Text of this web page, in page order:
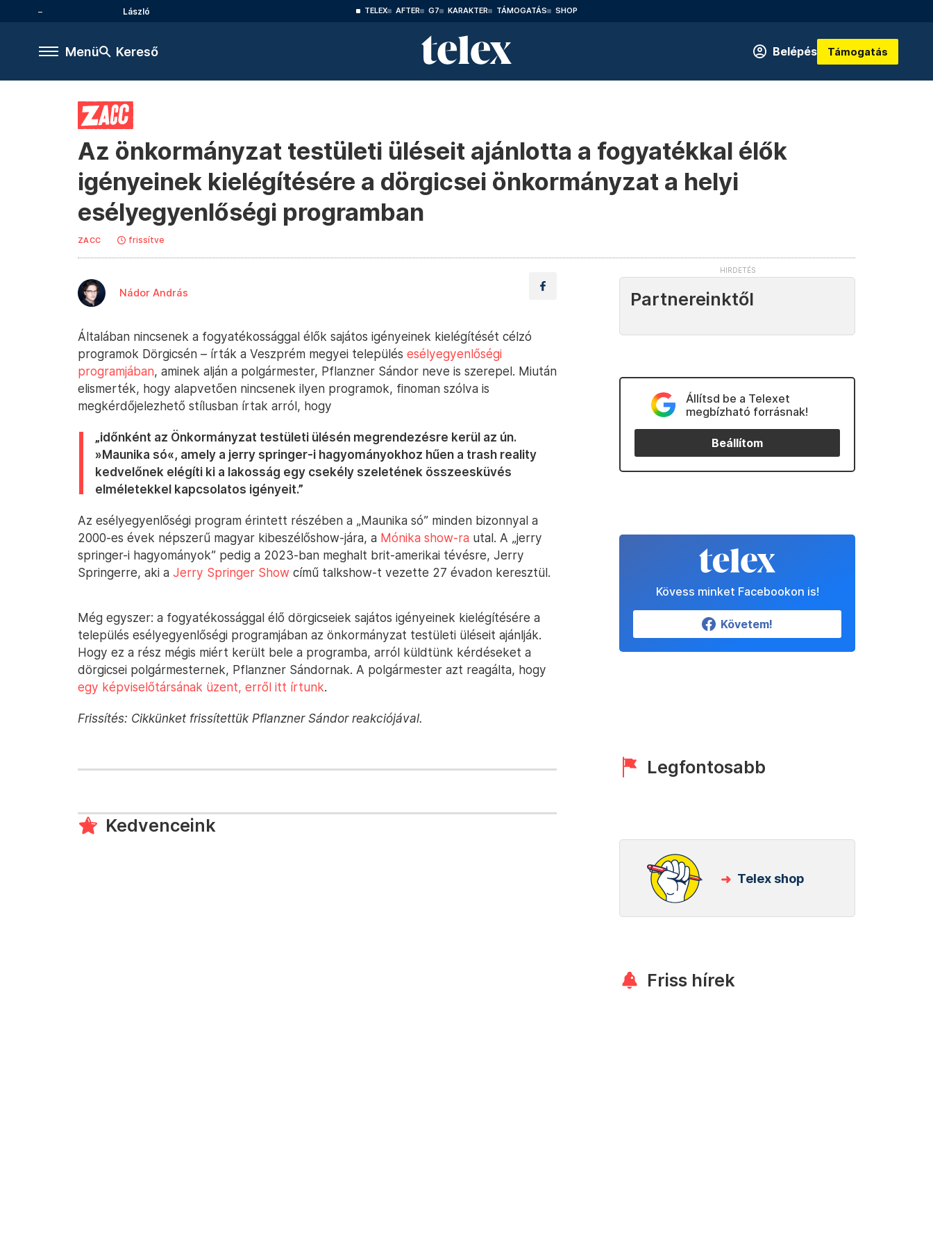
László TELEX AFTER G7 KARAKTER TÁMOGATÁS SHOP
Menü Kereső Belépés Támogatás
Az önkormányzat testületi üléseit ajánlotta a fogyatékkal élők
igényeinek kielégítésére a dörgicsei önkormányzat a helyi
esélyegyenlőségi programban
ZACC frissítve
Nádor András
Általában nincsenek a fogyatékossággal élők sajátos igényeinek kielégítését célzó
programok Dörgicsén – írták a Veszprém megyei település esélyegyenlőségi
programjában, aminek alján a polgármester, Pflanzner Sándor neve is szerepel. Miután
elismerték, hogy alapvetően nincsenek ilyen programok, finoman szólva is
megkérdőjelezhető stílusban írtak arról, hogy
„időnként az Önkormányzat testületi ülésén megrendezésre kerül az ún.
»Maunika só«, amely a jerry springer-i hagyományokhoz hűen a trash reality
kedvelőnek elégíti ki a lakosság egy csekély szeletének összeesküvés
elméletekkel kapcsolatos igényeit.”
Az esélyegyenlőségi program érintett részében a „Maunika só” minden bizonnyal a
2000-es évek népszerű magyar kibeszélőshow-jára, a Mónika show-ra utal. A „jerry
springer-i hagyományok” pedig a 2023-ban meghalt brit-amerikai tévésre, Jerry
Springerre, aki a Jerry Springer Show című talkshow-t vezette 27 évadon keresztül.
Még egyszer: a fogyatékossággal élő dörgicseiek sajátos igényeinek kielégítésére a
település esélyegyenlőségi programjában az önkormányzat testületi üléseit ajánlják.
Hogy ez a rész mégis miért került bele a programba, arról küldtünk kérdéseket a
dörgicsei polgármesternek, Pflanzner Sándornak. A polgármester azt reagálta, hogy
egy képviselőtársának üzent, erről itt írtunk.
Frissítés: Cikkünket frissítettük Pflanzner Sándor reakciójával.
Kedvenceink
Partnereinktől
Állítsd be a Telexet
megbízható forrásnak!
Beállítom
Kövess minket Facebookon is!
Követem!
Legfontosabb
Telex shop
Friss hírek